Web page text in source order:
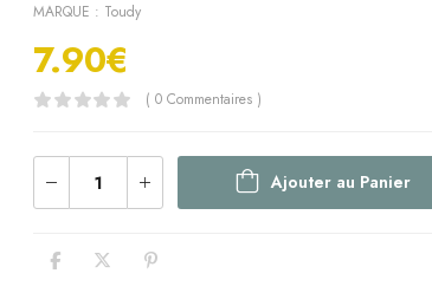
MARQUE : Toudy
7.90€
( 0 Commentaires )
Ajouter au Panier